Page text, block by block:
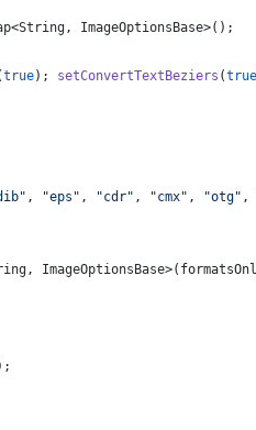
<String, ImageOptionsBase>();
true); setConvertTextBeziers (true
, "eps" , "cdr" , "cmx" , "otg" ,
, ImageOptionsBase>(